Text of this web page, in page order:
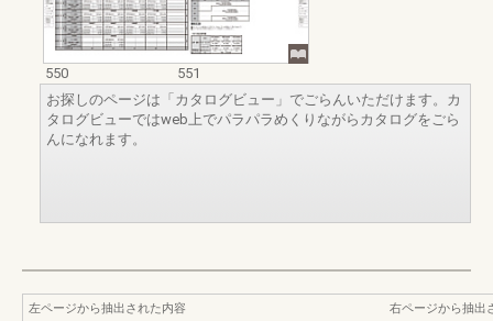
550
551
お探しのページは「カタログビュー」でごらんいただけます。カ
タログビューではweb上でパラパラめくりながらカタログをごら
んになれます。
左ページから抽出された内容
右ページから抽出